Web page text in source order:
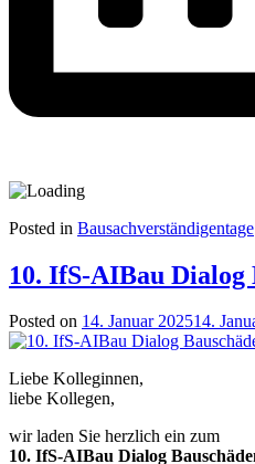
Posted in Bausachverständigentage
10. IfS-AIBau Dialog
Posted on 14. Januar 202514.
Liebe Kolleginnen,
liebe Kollegen,
wir laden Sie herzlich ein zum
10. IfS-AIBau Dialog